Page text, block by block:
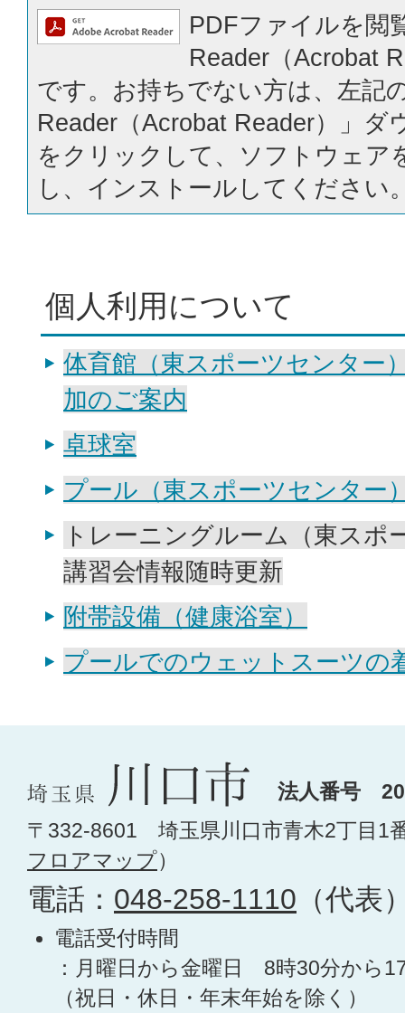
PDFファイルを閲
Reader（Acrobat
です。お持ちでない方は、左記
Reader（Acrobat Reader）」ダ
をクリックして、ソフトウェア
し、インストールしてください
個人利用について
体育館（東スポーツセンター
加のご案内
卓球室
プール（東スポーツセンター
トレーニングルーム（東ス
講習会情報随時更新
附帯設備（健康浴室）
プールでのウェットスーツの
法人番号
〒332-8601 埼玉県川口市青木2丁目1
フロアマップ）
電話： 048-258-1110 （代表
電話受付時間
：月曜日から金曜日 8時30分から
（祝日・休日・年末年始を除く）